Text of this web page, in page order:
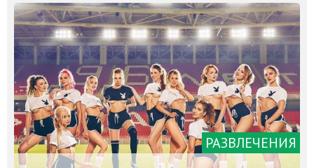
РАЗВЛЕЧЕНИЯ